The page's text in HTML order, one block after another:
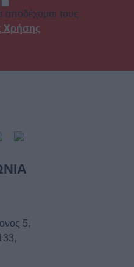
αποδέχομαι τους
Χρήσης
5,